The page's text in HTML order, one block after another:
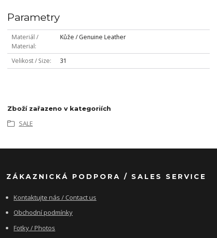
Parametry
Materiál /
Material
Kůže / Genuine Leather
Velikost / Size 31
Zboží zařazeno v kategoriích
SALE
ZÁKAZNICKÁ PODPORA / SALES SERVICE
Kontaktujte nás / Contact us
Obchodní podmínky
Fotky / Photos